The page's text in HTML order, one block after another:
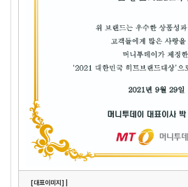
[대표이미지] |